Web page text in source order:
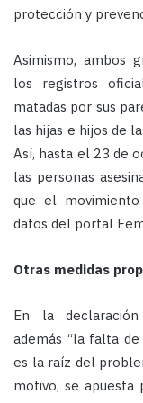
protección y
Asimismo, ambos
los registros
matadas por sus
las hijas e hijos de
Así, hasta el 23 de
las personas
que el
datos del portal
Otras medidas
En la
además “la falta
es la raíz del
motivo, se apuesta